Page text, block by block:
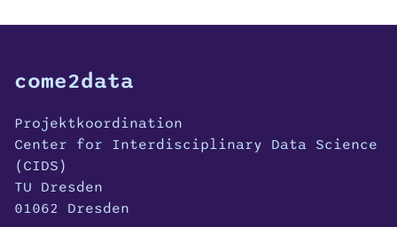
come2data
Projektkoordination
Center for Interdisciplinary Data Science
(CIDS)
TU Dresden
01062 Dresden